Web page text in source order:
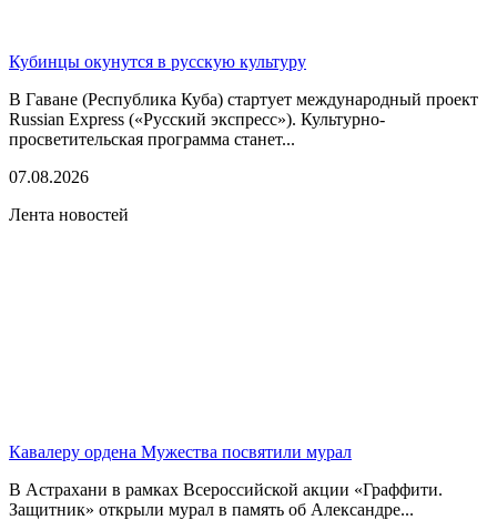
Кубинцы окунутся в русскую культуру
В Гаване (Республика Куба) стартует международный проект
Russian Express («Русский экспресс»). Культурно-
просветительская программа станет...
07.08.2026
Лента новостей
Кавалеру ордена Мужества посвятили мурал
В Астрахани в рамках Всероссийской акции «Граффити.
Защитник» открыли мурал в память об Александре...